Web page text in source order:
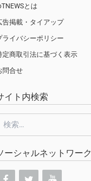
とは
告掲載・タイアップ
ライバシーポリシー
定商取引法に基づく表示
問合せ
イト内検索
:
ーシャルネットワーク